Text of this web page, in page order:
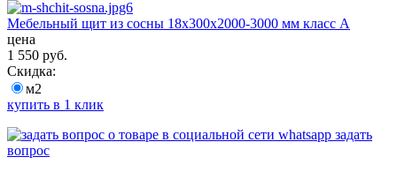
Мебельный щит из сосны 18х300х2000-3000 мм класс А
цена
1 550 руб.
Скидка:
м2
купить в 1 клик
задать
вопрос